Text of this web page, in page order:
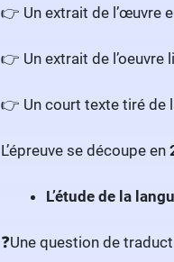
👉 Un extrait de l’œuvre
👉 Un extrait de
👉 Un court texte tiré de
L’épreuve se découpe en
L’étude de la
❓Une question de